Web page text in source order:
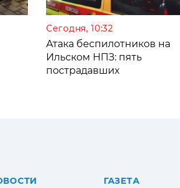
Сегодня, 10:32
Атака беспилотников на
Ильском НПЗ: пять
пострадавших
ГАЗЕТА